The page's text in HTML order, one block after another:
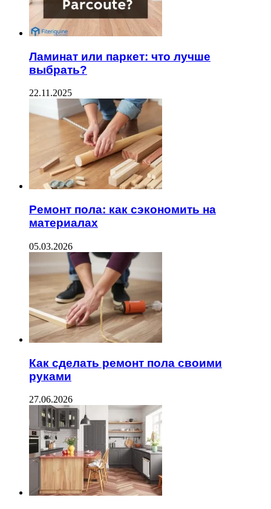
Ламинат или паркет: что лучше
выбрать?
22.11.2025
Ремонт пола: как сэкономить на
материалах
05.03.2026
Как сделать ремонт пола своими
руками
27.06.2026